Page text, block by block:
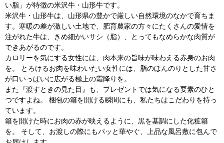
い脂」が特徴の米沢牛・山形牛です。
米沢牛・山形牛は、山形県の豊かで厳しい自然環境のなかで育ちま
す。寒暖の差が激しい土地で、肥育農家の方々にたくさんの愛情を
注がれた牛は、きめ細かいサシ（脂）、とってもなめらかな肉質が
できあがるのです。
カロリーを気にする女性には、肉本来の旨味が味わえる赤身のお肉
を。 とろけるお肉を味わいたい女性には、脂のほんのりとした甘さ
が口いっぱいに広がる極上の霜降りを。
また『渡すときの見た目』も、プレゼントでは気になる要素のひと
つですよね。 梱包の箱を開ける瞬間にも、私たちはこだわりを持っ
ています。
箱を開けた時にお肉の赤が映えるように、黒を基調にした化粧箱
を。 そして、お渡しの際にもパッと華やぐ、上品な風呂敷に包んで